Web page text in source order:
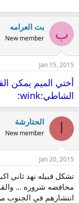
ب بت العرامه
New member
Jan 15, 2015
أختي الميم يمكن
الشاطي:wink:
الحتارشة
New member
Jan 20, 2015
تشكل قبيله نهد ثاني
محافضه شروره ...
انتشارهم في الجنوب